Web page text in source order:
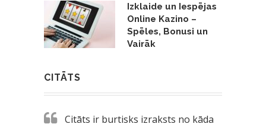
Izklaide un Iespējas
Online Kazino –
Spēles, Bonusi un
Vairāk
CITĀTS
Citāts ir burtisks izraksts no kāda